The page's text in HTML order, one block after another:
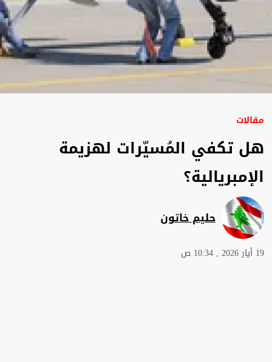
مقالات
هل تكفي المُسيّرات لهزيمة
الإمبريالية؟
حليم خاتون
19 أيار 2026 , 10:34 ص